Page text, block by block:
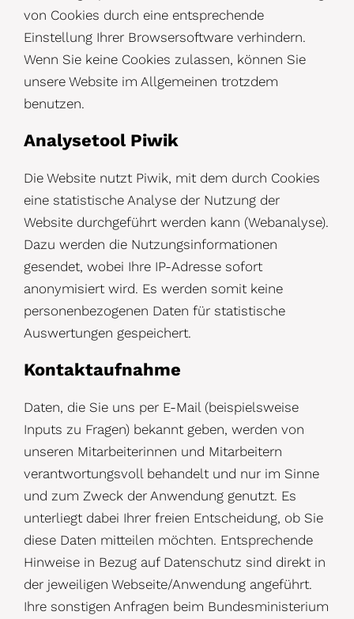
von Cookies durch eine entsprechende
Einstellung Ihrer Browsersoftware verhindern.
Wenn Sie keine Cookies zulassen, können Sie
unsere Website im Allgemeinen trotzdem
benutzen.
Analysetool Piwik
Die Website nutzt Piwik, mit dem durch Cookies
eine statistische Analyse der Nutzung der
Website durchgeführt werden kann (Webanalyse).
Dazu werden die Nutzungsinformationen
gesendet, wobei Ihre IP-Adresse sofort
anonymisiert wird. Es werden somit keine
personenbezogenen Daten für statistische
Auswertungen gespeichert.
Kontaktaufnahme
Daten, die Sie uns per E-Mail (beispielsweise
Inputs zu Fragen) bekannt geben, werden von
unseren Mitarbeiterinnen und Mitarbeitern
verantwortungsvoll behandelt und nur im Sinne
und zum Zweck der Anwendung genutzt. Es
unterliegt dabei Ihrer freien Entscheidung, ob Sie
diese Daten mitteilen möchten. Entsprechende
Hinweise in Bezug auf Datenschutz sind direkt in
der jeweiligen Webseite/Anwendung angeführt.
Ihre sonstigen Anfragen beim Bundesministerium